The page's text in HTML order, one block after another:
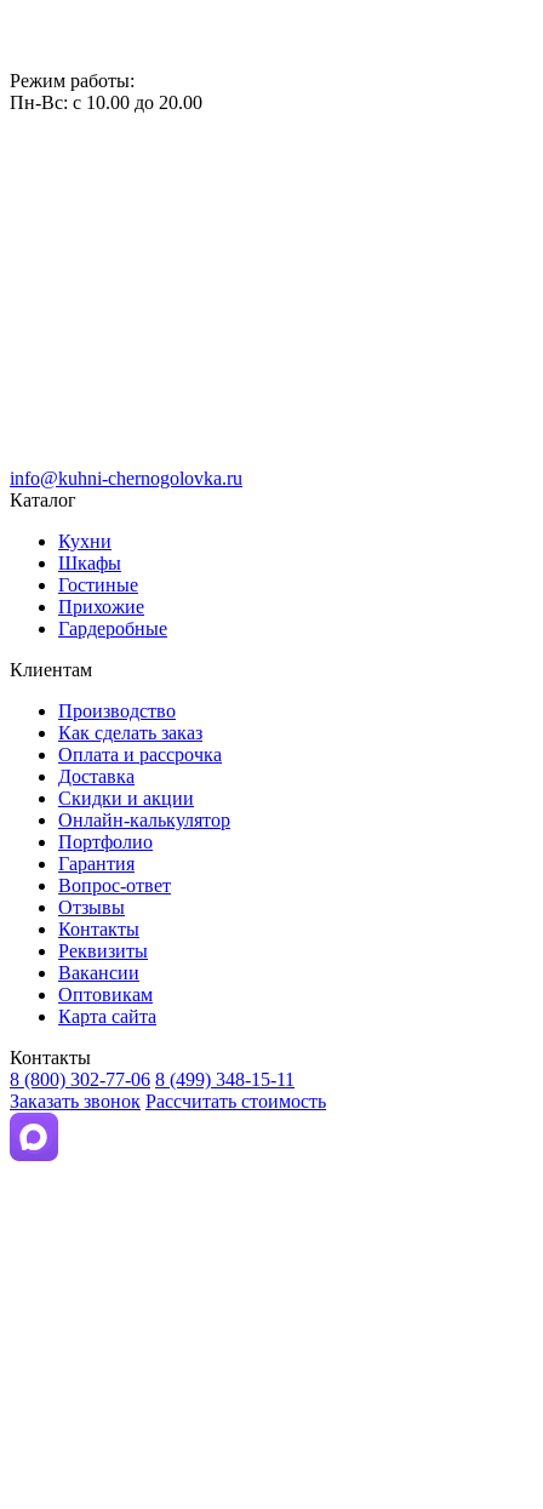
Режим работы:
Пн-Вс: с 10.00 до 20.00
info@kuhni-chernogolovka.ru
Каталог
Кухни
Шкафы
Гостиные
Прихожие
Гардеробные
Клиентам
Производство
Как сделать заказ
Оплата и рассрочка
Доставка
Скидки и акции
Онлайн-калькулятор
Портфолио
Гарантия
Вопрос-ответ
Отзывы
Контакты
Реквизиты
Вакансии
Оптовикам
Карта сайта
Контакты
8 (800) 302-77-06 8 (499) 348-15-11
Заказать звонок Рассчитать стоимость